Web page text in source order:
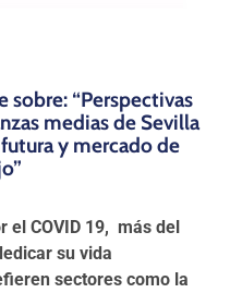
sobre: “Perspectivas
medias de Sevilla
y mercado de
el COVID 19, más del
su vida
sectores como la